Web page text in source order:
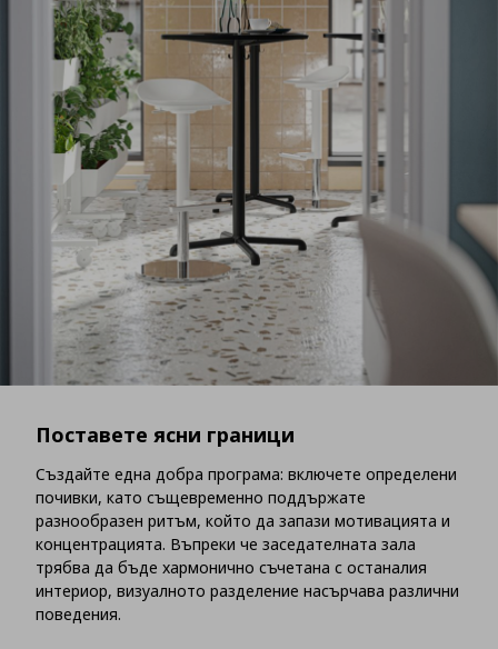
Поставете ясни граници
Създайте една добра програма: включете определени
почивки, като същевременно поддържате
разнообразен ритъм, който да запази мотивацията и
концентрацията. Въпреки че заседателната зала
трябва да бъде хармонично съчетана с останалия
интериор, визуалното разделение насърчава различни
поведения.